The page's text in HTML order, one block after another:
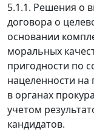
5.1.1. Решения о
договора о
основании
моральных
пригодности по
нацеленности
в органах
учетом
кандидатов.